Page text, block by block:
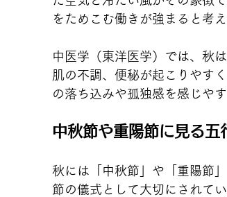
をためこむ働きが強まると考
中医学（東洋医学）では、秋
肌の不調、便秘が起こりやす
の落ち込みや孤独感を感じや
中秋節や重陽節に見る五
秋には「中秋節」や「重陽節
節の儀式として大切にされてい